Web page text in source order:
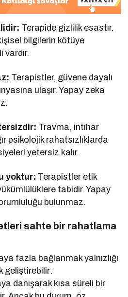
Terapide gizlilik esastır.
bilgilerin kötüye
vardır.
Terapistler, güvene dayalı
ulaşır. Yapay zeka
Travma, intihar
psikolojik rahatsızlıklarda
yetersiz kalır.
yoktur: Terapistler etik
tabidir. Yapay
bulunmaz.
sahte bir rahatlama
fazla bağlanmak yalnızlığı
geliştirebilir:
danışarak kısa süreli bir